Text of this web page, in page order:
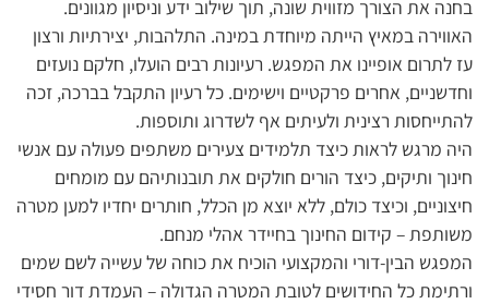
בחנה את הצורך מזווית שונה, תוך שילוב ידע וניסיון מגוונים.
האווירה במאיץ הייתה מיוחדת במינה. התלהבות, יצירתיות ורצון
עז לתרום אופיינו את המפגש. רעיונות רבים הועלו, חלקם נועזים
וחדשניים, אחרים פרקטיים וישימים. כל רעיון התקבל בברכה, זכה
להתייחסות רצינית ולעיתים אף לשדרוג ותוספות.
היה מרגש לראות כיצד תלמידים צעירים משתפים פעולה עם אנשי
חינוך ותיקים, כיצד הורים חולקים את תובנותיהם עם מומחים
חיצוניים, וכיצד כולם, ללא יוצא מן הכלל, חותרים יחדיו למען מטרה
משותפת – קידום החינוך בחיידר אהלי מנחם.
המפגש הבין-דורי והמקצועי הוכיח את כוחה של עשייה לשם שמים
ורתימת כל החידושים לטובת המטרה הגדולה – העמדת דור חסידי